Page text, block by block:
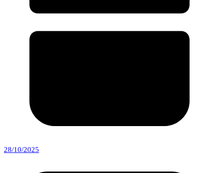
28/10/2025